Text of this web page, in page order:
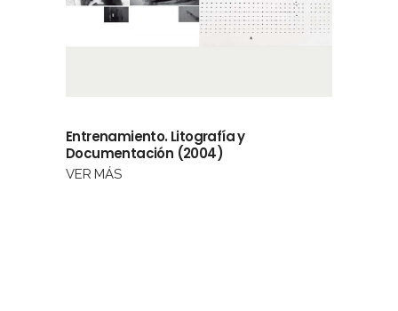
Entrenamiento. Litografía y
Documentación (2004)
VER MÁS